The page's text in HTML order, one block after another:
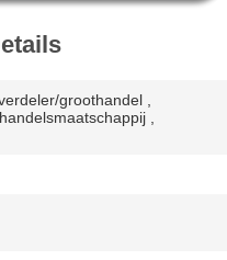
groothandel ,
,